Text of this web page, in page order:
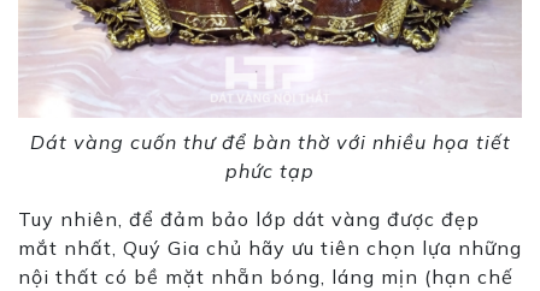
Dát vàng cuốn thư để bàn thờ với nhiều họa tiết
phức tạp
Tuy nhiên, để đảm bảo lớp dát vàng được đẹp
mắt nhất, Quý Gia chủ hãy ưu tiên chọn lựa những
nội thất có bề mặt nhẵn bóng, láng mịn (hạn chế